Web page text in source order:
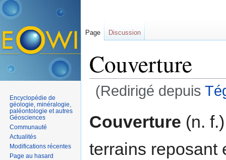
Couverture
(Redirigé depuis
Couverture (n.
terrains reposant
Page Discussion
Encyclopédie de
géologie, minéralogie,
paléontologie et autres
Géosciences
Communauté
Actualités
Modifications récentes
Page au hasard